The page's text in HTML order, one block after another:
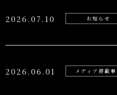
2026.07.10 お知らせ
2026.06.01 メディア掲載事